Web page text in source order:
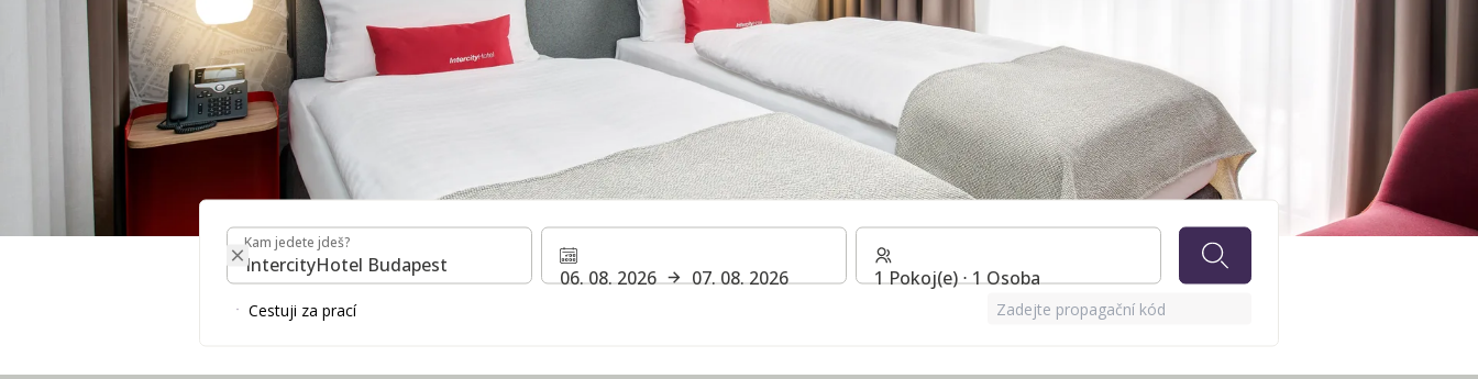
INTERCITYHOTEL BUDAPEST
Kam jedete jdeš?
Kam jedete jdeš?
06. 08. 2026 07. 08. 2026 1 Pokoj(e) ⋅ 1 Osoba
Cestuji za prací Zadejte propagační kód